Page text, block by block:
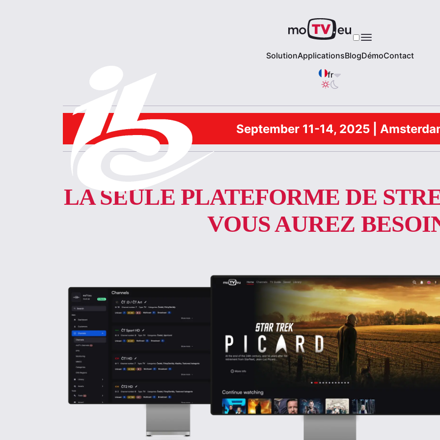
SolutionApplicationsBlogDémoContact
fr
September 11-14, 2025 |
LA SEULE PLATEFORME DE
VOUS AUREZ